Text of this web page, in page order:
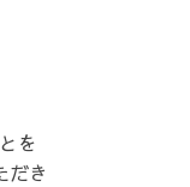
を
だき